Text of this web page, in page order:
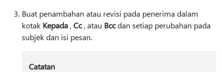
Buat penambahan atau revisi pada penerima dalam
kotak Kepada ,Cc, atau Bccdan setiap perubahan pada
subjek dan isi pesan.
Catatan